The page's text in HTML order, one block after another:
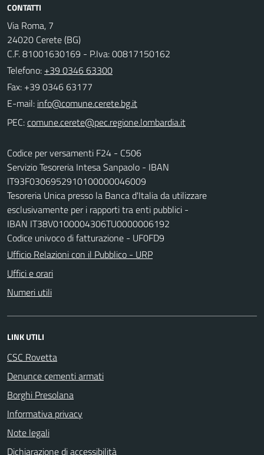
CONTATTI
Via Roma, 7
24020 Cerete (BG)
C.F. 81001630169 - P.Iva: 00817150162
Telefono: +39 0346 63300
Fax: +39 0346 63177
E-mail:
PEC:
Codice per versamenti F24 - C506
Servizio Tesoreria Intesa Sanpaolo - IBAN
IT93F0306952910100000046009
Tesoreria Unica presso la Banca d'Italia da utilizzare
esclusivamente per i rapporti tra enti pubblici -
IBAN IT38V0100004306TU0000006192
Codice univoco di fatturazione - UF0FD9
Ufficio Relazioni con il Pubblico - URP
Uffici e orari
Numeri utili
LINK UTILI
CSC Rovetta
Denunce cementi armati
Borghi Presolana
Informativa privacy
Note legali
Dichiarazione di accessibilità